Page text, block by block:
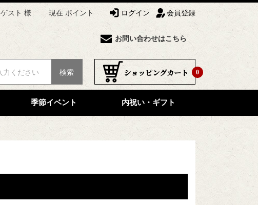
ゲスト 様 現在 ポイント ログイン 会員登録
お問い合わせはこちら
0
検索
季節イベント 内祝い・ギフト